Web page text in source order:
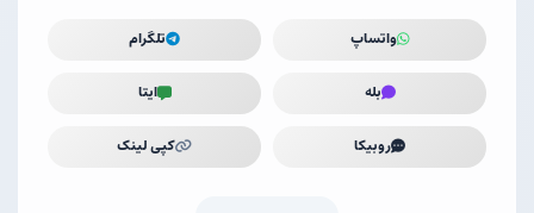
واتساپ تلگرام
بله ایتا
روبیکا کپی لینک